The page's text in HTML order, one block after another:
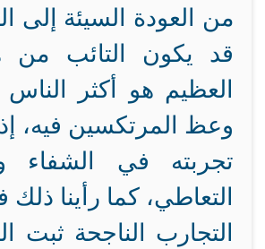
من العودة السيئة إلى
قد يكون التائب من
العظيم هو أكثر
وعظ المرتكسين فيه،
تجربته في
التعاطي، كما رأينا
التجارب الناجحة ثبت